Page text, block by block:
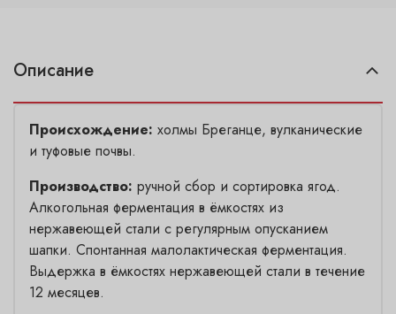
Описание
Происхождение: холмы Бреганце, вулканические
и туфовые почвы.
Производство: ручной сбор и сортировка ягод.
Алкогольная ферментация в ёмкостях из
нержавеющей стали с регулярным опусканием
шапки. Спонтанная малолактическая ферментация.
Выдержка в ёмкостях нержавеющей стали в течение
12 месяцев.